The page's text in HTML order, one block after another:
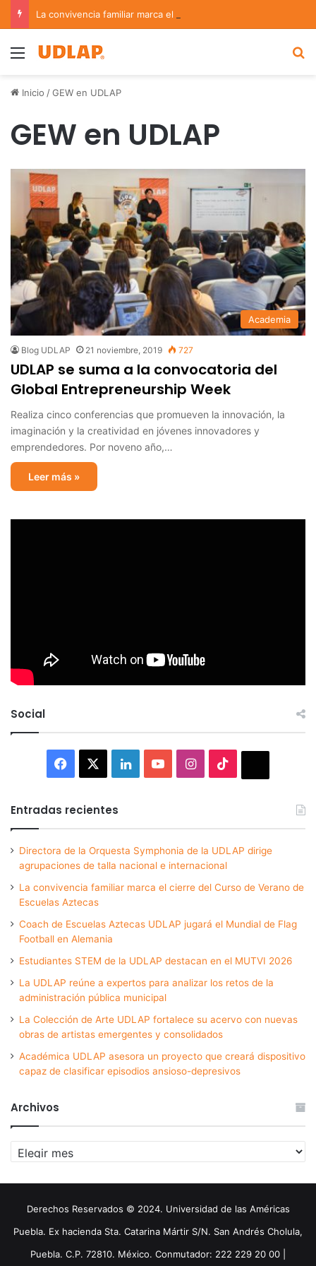
Menu
Inicio /GEW en UDLAP
GEW en UDLAP
Academia
Blog UDLAP 21 noviembre, 2019 727
UDLAP se suma a la convocatoria del
Global Entrepreneurship Week
Realiza cinco conferencias que promueven la innovación, la
imaginación y la creatividad en jóvenes innovadores y
emprendedores. Por noveno año,…
Leer más »
Social
Facebook LinkedInYouTubeInstagram
Entradas recientes
Directora de la Orquesta Symphonia de la UDLAP dirige
agrupaciones de talla nacional e internacional
La convivencia familiar marca el cierre del Curso de Verano de
Escuelas Aztecas
Coach de Escuelas Aztecas UDLAP jugará el Mundial de Flag
Football en Alemania
Estudiantes STEM de la UDLAP destacan en el MUTVI 2026
La UDLAP reúne a expertos para analizar los retos de la
administración pública municipal
La Colección de Arte UDLAP fortalece su acervo con nuevas
obras de artistas emergentes y consolidados
Académica UDLAP asesora un proyecto que creará dispositivo
capaz de clasificar episodios ansioso-depresivos
Archivos
Archivos
Derechos Reservados © 2024. Universidad de las Américas
Puebla. Ex hacienda Sta. Catarina Mártir S/N. San Andrés Cholula,
Puebla. C.P. 72810. México. Conmutador: 222 229 20 00 |